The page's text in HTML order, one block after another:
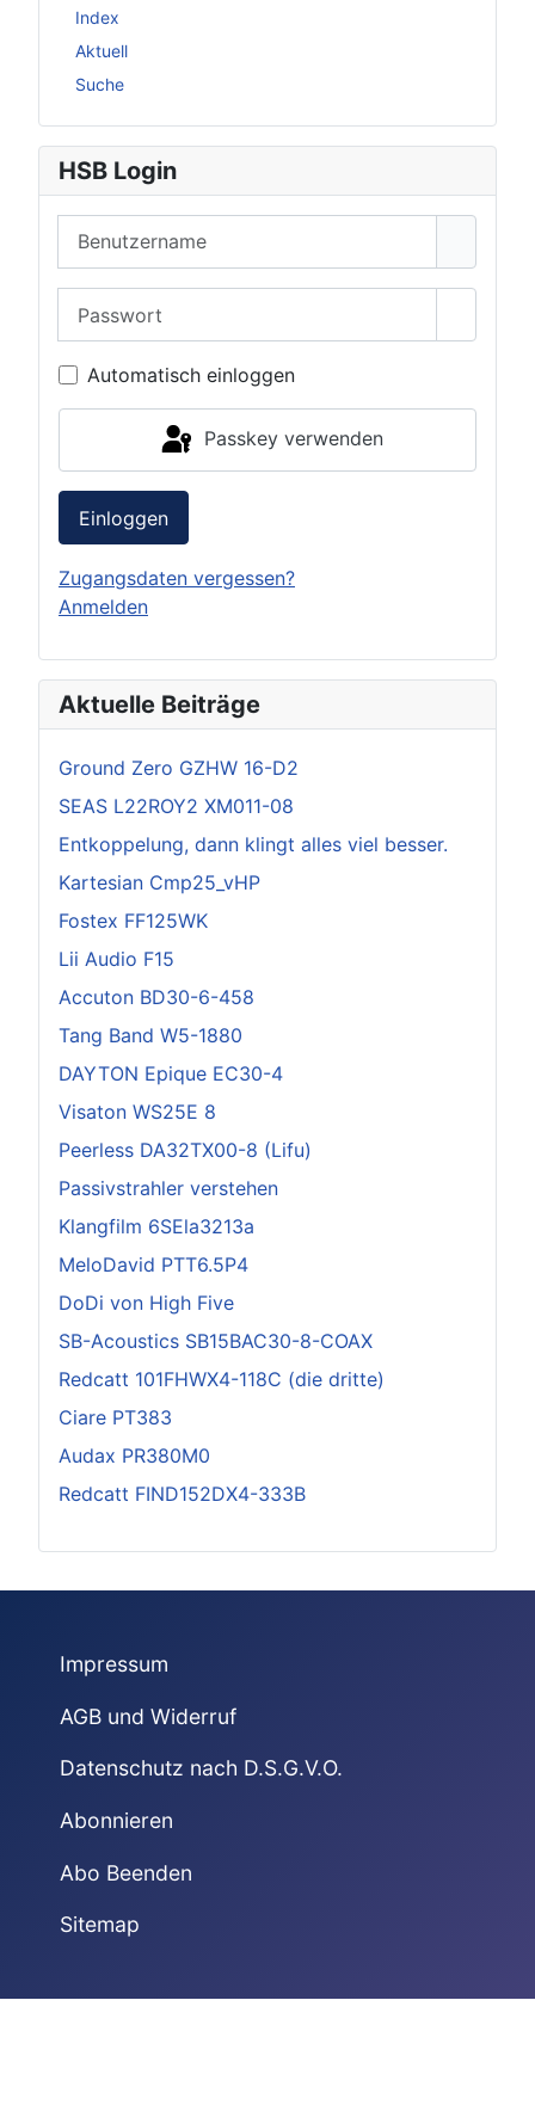
Index
Aktuell
Suche
HSB Login
Automatisch einloggen
Passkey verwenden
Einloggen
Zugangsdaten vergessen?
Anmelden
Aktuelle Beiträge
Ground Zero GZHW 16-D2
SEAS L22ROY2 XM011-08
Entkoppelung, dann klingt alles viel besser.
Kartesian Cmp25_vHP
Fostex FF125WK
Lii Audio F15
Accuton BD30-6-458
Tang Band W5-1880
DAYTON Epique EC30-4
Visaton WS25E 8
Peerless DA32TX00-8 (Lifu)
Passivstrahler verstehen
Klangfilm 6SEla3213a
MeloDavid PTT6.5P4
DoDi von High Five
SB-Acoustics SB15BAC30-8-COAX
Redcatt 101FHWX4-118C (die dritte)
Ciare PT383
Audax PR380M0
Redcatt FIND152DX4-333B
Impressum
AGB und Widerruf
Datenschutz nach D.S.G.V.O.
Abonnieren
Abo Beenden
Sitemap